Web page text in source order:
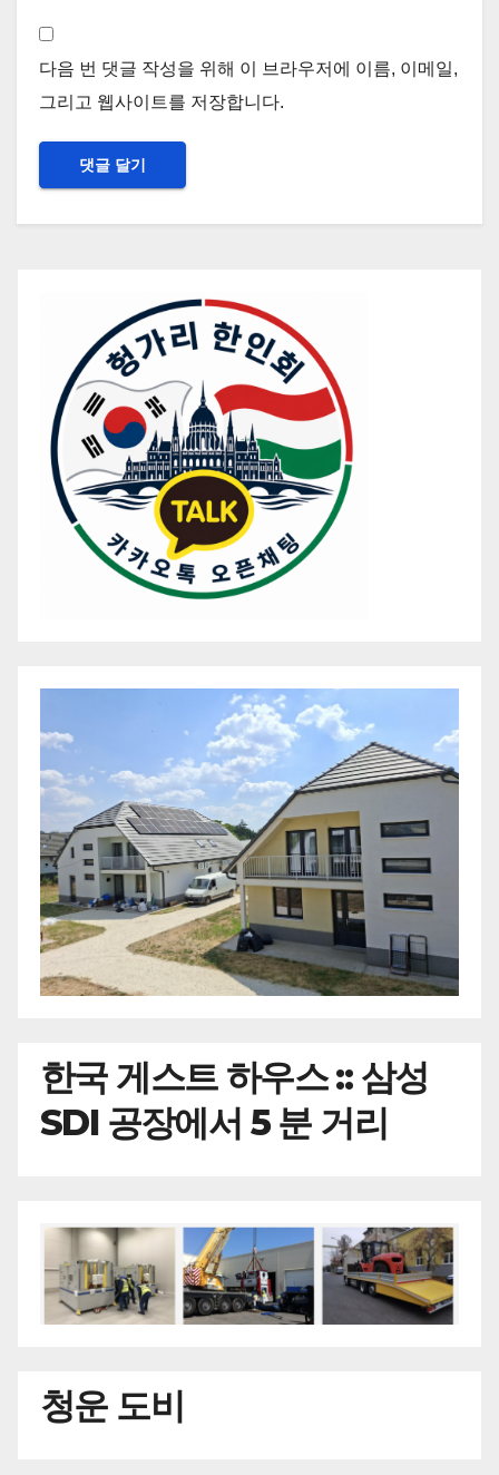
다음 번 댓글 작성을 위해 이 브라우저에 이름, 이메일,
그리고 웹사이트를 저장합니다.
한국 게스트 하우스 :: 삼성
SDI 공장에서 5 분 거리
청운 도비